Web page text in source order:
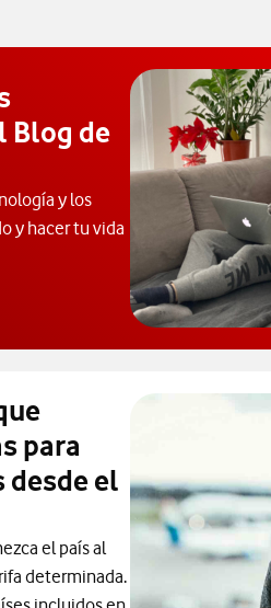
Blog de
y los
y hacer tu vida
Abrir ventana modal
para
el
el país al
determinada.